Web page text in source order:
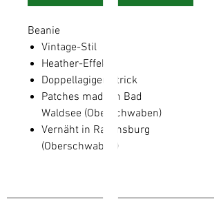
Beanie
Vintage-Stil
Heather-Effekt
Doppellagiger Strick
Patches made in Bad
Waldsee (Oberschwaben)
Vernäht in Ravensburg
(Oberschwaben)